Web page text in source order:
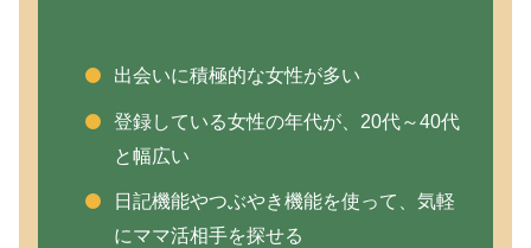
出会いに積極的な女性が多い
登録している女性の年代が、20代～40代
と幅広い
日記機能やつぶやき機能を使って、気軽
にママ活相手を探せる